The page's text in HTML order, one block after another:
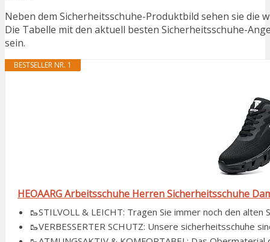
Neben dem Sicherheitsschuhe-Produktbild sehen sie die
Die Tabelle mit den aktuell besten Sicherheitsschuhe-
sein.
BESTSELLER NR. 1
HEOAARG Arbeitsschuhe Herren Sicherheitsschuhe
🥾STILVOLL & LEICHT: Tragen Sie immer noch den
🥾VERBESSERTER SCHUTZ: Unsere